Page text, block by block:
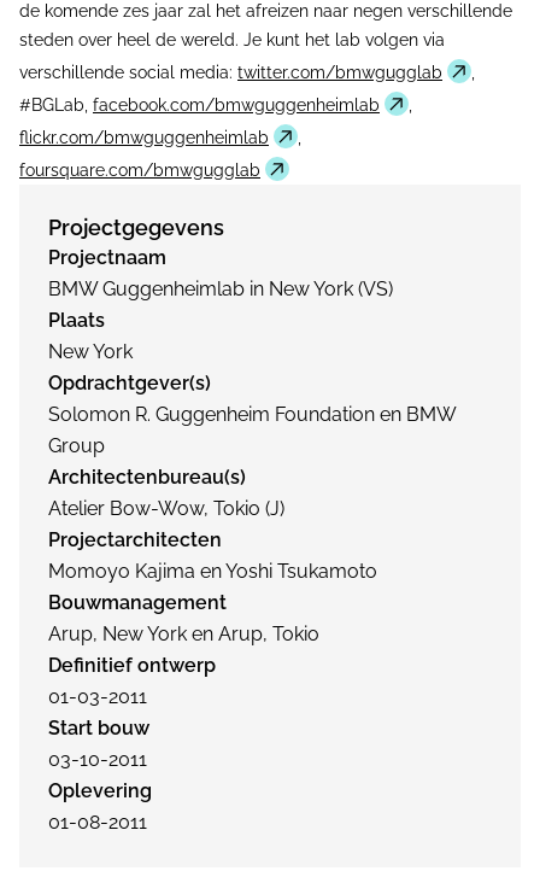
de komende zes jaar zal het afreizen naar negen verschillende
steden over heel de wereld. Je kunt het lab volgen via
verschillende social media: twitter.com/bmwgugglab
#BGLab, facebook.com/bmwguggenheimlab
flickr.com/bmwguggenheimlab
foursquare.com/bmwgugglab
Projectgegevens
Projectnaam
BMW Guggenheimlab in New York (VS)
Plaats
New York
Opdrachtgever(s)
Solomon R. Guggenheim Foundation en BMW
Group
Architectenbureau(s)
Atelier Bow-Wow, Tokio (J)
Projectarchitecten
Momoyo Kajima en Yoshi Tsukamoto
Bouwmanagement
Arup, New York en Arup, Tokio
Definitief ontwerp
01-03-2011
Start bouw
03-10-2011
Oplevering
01-08-2011